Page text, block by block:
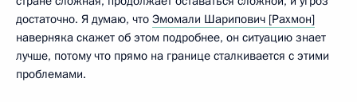
достаточно. Я думаю, что Эмомали Шарипович [Рахмон]
наверняка скажет об этом подробнее, он ситуацию знает
лучше, потому что прямо на границе сталкивается с этими
проблемами.